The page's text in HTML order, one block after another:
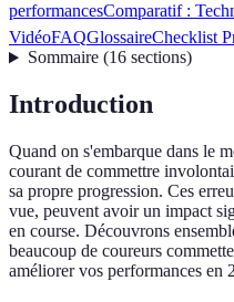
performancesComparatif :
VidéoFAQGlossaireChecklist
Sommaire(16 sections)
Introduction
Quand on s'embarque dans le
courant de commettre
sa propre progression. Ces
vue, peuvent avoir un impact
en course. Découvrons
beaucoup de coureurs
améliorer vos performances en